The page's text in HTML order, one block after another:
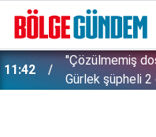
11:42
''Çözülmemiş
Gürlek şüpheli